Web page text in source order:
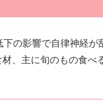
の影響で自律神経が
、主に旬のもの食べ